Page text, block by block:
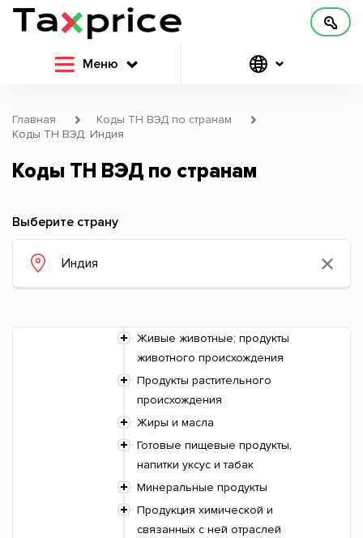
Меню
Главная
Коды ТН ВЭД по странам
Коды ТН ВЭД: Индия
Коды ТН ВЭД по странам
Выберите страну
Живые животные; продукты
животного происхождения
Продукты растительного
происхождения
Жиры и масла
Готовые пищевые продукты,
напитки уксус и табак
Минеральные продукты
Продукция химической и
связанных с ней отраслей